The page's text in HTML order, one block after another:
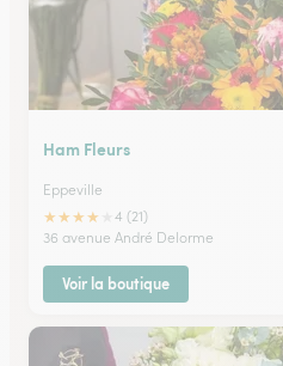
Ham Fleurs
Eppeville
★★★★
4 (21)
36 avenue André Delorme
Voir la boutique